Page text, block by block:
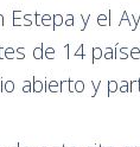
Estepa y el
de 14
abierto y